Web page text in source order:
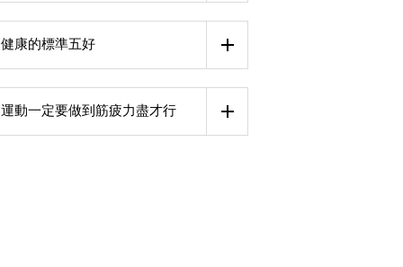
健康的標準五好
運動一定要做到筋疲力盡才行